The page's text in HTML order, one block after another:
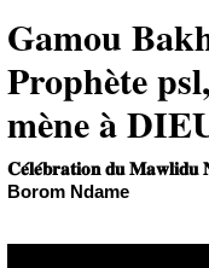
Gamou
Prophète
mène à
𝐂𝐞́𝐥𝐞́𝐛𝐫𝐚𝐭𝐢𝐨𝐧 𝐝𝐮
Borom Ndame